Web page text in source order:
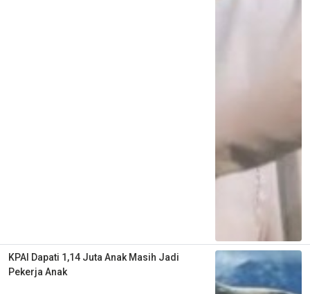
KPAI Dapati 1,14 Juta Anak Masih Jadi
Pekerja Anak